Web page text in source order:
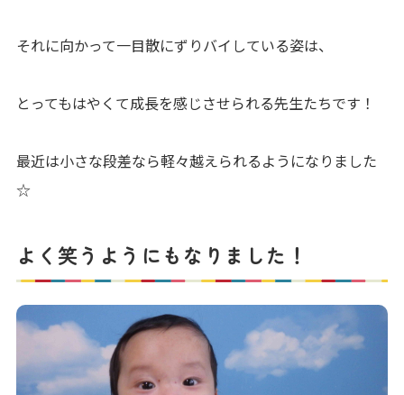
それに向かって一目散にずりバイしている姿は、
とってもはやくて成長を感じさせられる先生たちです！
最近は小さな段差なら軽々越えられるようになりました
☆
よく笑うようにもなりました！